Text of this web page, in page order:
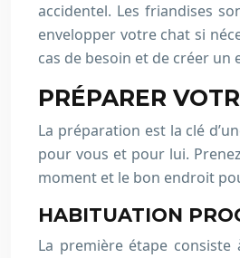
accidentel. Les friandises
envelopper votre chat si
cas de besoin et de créer
PRÉPARER
La préparation est la clé
pour vous et pour lui.
moment et le bon endroit
HABITUATION
La première étape